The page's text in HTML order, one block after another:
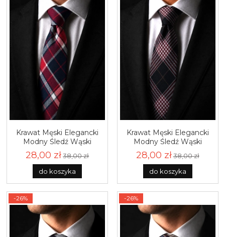
Krawat Męski Elegancki
Modny Śledź Wąski
Granatowy w Kratę G787
28,00 zł 38,00 zł
do koszyka
Krawat Męski Elegancki
Modny Śledź Wąski
Czarny w Kratę G788
28,00 zł38,00 zł
do koszyka
-26% -26%